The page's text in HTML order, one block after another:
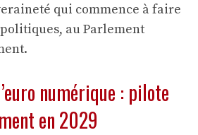
qui commence à faire
au Parlement
numérique : pilote
en 2029